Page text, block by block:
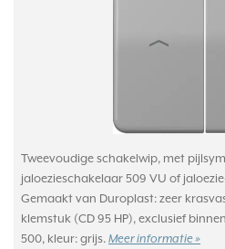
Tweevoudige schakelwip, met
jaloezieschakelaar 509 VU of
Gemaakt van Duroplast: zeer
klemstuk (CD 95 HP), exclusief
500, kleur: grijs. Meer informatie »